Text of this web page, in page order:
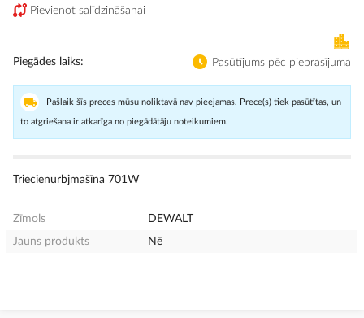
Pievienot salīdzināšanai
Piegādes laiks Pasūtījums pēc pieprasījuma
Pašlaik šīs preces mūsu noliktavā nav pieejamas. Prece(s) tiek pasūtītas, un
to atgriešana ir atkarīga no piegādātāju noteikumiem.
Triecienurbjmašīna 701W
Zīmols
DEWALT
Jauns produkts
Nē